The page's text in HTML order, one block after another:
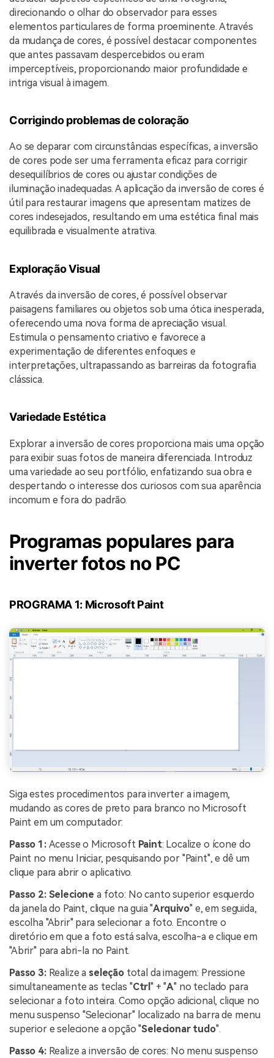
direcionando o olhar do observador para esses
elementos particulares de forma proeminente. Através
da mudança de cores, é possível destacar componentes
que antes passavam despercebidos ou eram
imperceptíveis, proporcionando maior profundidade e
intriga visual à imagem.
Corrigindo problemas de coloração
Ao se deparar com circunstâncias específicas, a inversão
de cores pode ser uma ferramenta eficaz para corrigir
desequilíbrios de cores ou ajustar condições de
iluminação inadequadas. A aplicação da inversão de cores é
útil para restaurar imagens que apresentam matizes de
cores indesejados, resultando em uma estética final mais
equilibrada e visualmente atrativa.
Exploração Visual
Através da inversão de cores, é possível observar
paisagens familiares ou objetos sob uma ótica inesperada,
oferecendo uma nova forma de apreciação visual.
Estimula o pensamento criativo e favorece a
experimentação de diferentes enfoques e
interpretações, ultrapassando as barreiras da fotografia
clássica.
Variedade Estética
Explorar a inversão de cores proporciona mais uma opção
para exibir suas fotos de maneira diferenciada. Introduz
uma variedade ao seu portfólio, enfatizando sua obra e
despertando o interesse dos curiosos com sua aparência
incomum e fora do padrão.
Programas populares para
inverter fotos no PC
PROGRAMA 1: Microsoft Paint
Siga estes procedimentos para inverter a imagem,
mudando as cores de preto para branco no Microsoft
Paint em um computador:
Passo 1: Acesse o Microsoft Paint: Localize o ícone do
Paint no menu Iniciar, pesquisando por "Paint", e dê um
clique para abrir o aplicativo.
Passo 2: Selecione a foto: No canto superior esquerdo
da janela do Paint, clique na guia "Arquivo" e, em seguida,
escolha "Abrir" para selecionar a foto. Encontre o
diretório em que a foto está salva, escolha-a e clique em
"Abrir" para abri-la no Paint.
Passo 3:Realize a seleçãototal da imagem: Pressione
simultaneamente as teclas "Ctrl" + "A" no teclado para
selecionar a foto inteira. Como opção adicional, clique no
menu suspenso "Selecionar" localizado na barra de menu
superior e selecione a opção "Selecionar tudo".
Passo 4:Realize a inversão de cores: No menu suspenso